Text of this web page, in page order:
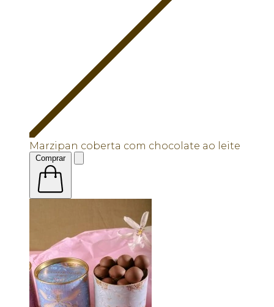
Marzipan coberta com chocolate ao leite
Comprar